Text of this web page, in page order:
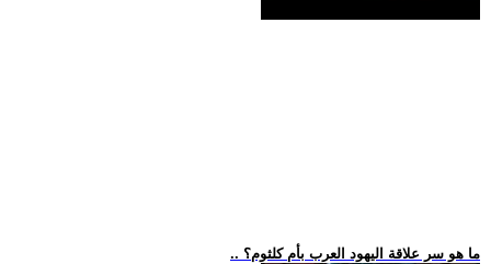
.. ما هو سر علاقة اليهود العرب بأم كلثوم؟